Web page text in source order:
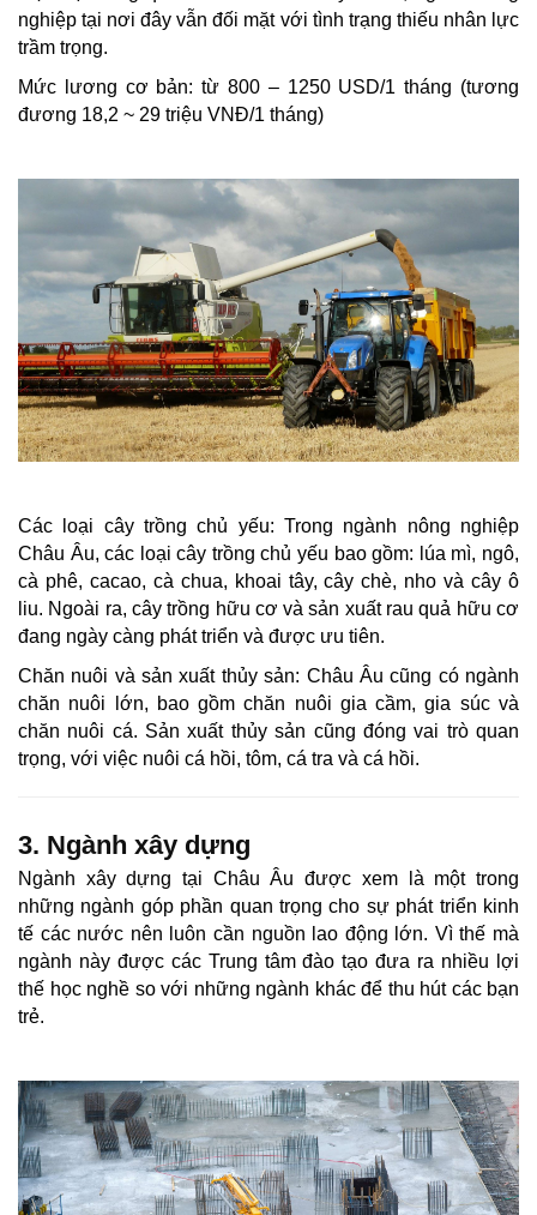
nghiệp tại nơi đây vẫn đối mặt với tình trạng thiếu nhân lực
trầm trọng.
Mức lương cơ bản: từ 800 – 1250 USD/1 tháng (tương
đương 18,2 ~ 29 triệu VNĐ/1 tháng)
Các loại cây trồng chủ yếu: Trong ngành nông nghiệp
Châu Âu, các loại cây trồng chủ yếu bao gồm: lúa mì, ngô,
cà phê, cacao, cà chua, khoai tây, cây chè, nho và cây ô
liu. Ngoài ra, cây trồng hữu cơ và sản xuất rau quả hữu cơ
đang ngày càng phát triển và được ưu tiên.
Chăn nuôi và sản xuất thủy sản: Châu Âu cũng có ngành
chăn nuôi lớn, bao gồm chăn nuôi gia cầm, gia súc và
chăn nuôi cá. Sản xuất thủy sản cũng đóng vai trò quan
trọng, với việc nuôi cá hồi, tôm, cá tra và cá hồi.
3. Ngành xây dựng
Ngành xây dựng tại Châu Âu được xem là một trong
những ngành góp phần quan trọng cho sự phát triển kinh
tế các nước nên luôn cần nguồn lao động lớn. Vì thế mà
ngành này được các Trung tâm đào tạo đưa ra nhiều lợi
thế học nghề so với những ngành khác để thu hút các bạn
trẻ.